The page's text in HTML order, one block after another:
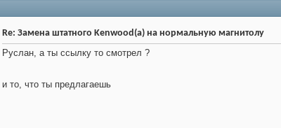
Re: Замена штатного Kenwood(a) на нормальную магнитолу
Руслан, а ты ссылку то смотрел ?
и то, что ты предлагаешь